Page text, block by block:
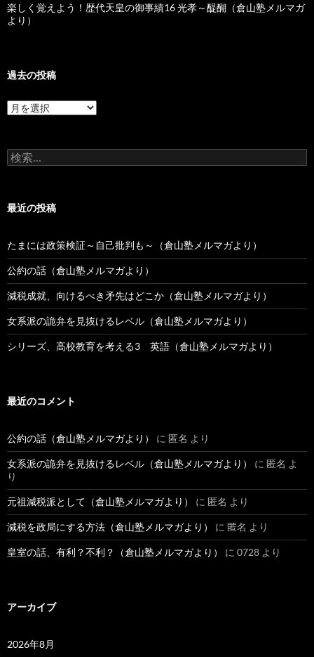
楽しく覚えよう！歴代天皇の御事績16 光孝～醍醐（倉山塾メルマガ
より）
過去の投稿
過
去
稿
検
索:
最近の投稿
たまには政策検証～自己批判も～（倉山塾メルマガより）
公約の話（倉山塾メルマガより）
減税成就、向けるべき矛先はどこか（倉山塾メルマガより）
女系派の詭弁を見抜けるレベル（倉山塾メルマガより）
シリーズ、高校教育を考える3 英語（倉山塾メルマガより）
最近のコメント
公約の話（倉山塾メルマガより） に 匿名 より
女系派の詭弁を見抜けるレベル（倉山塾メルマガより） に 匿名 よ
り
元祖減税派として（倉山塾メルマガより） に 匿名 より
減税を政局にする方法（倉山塾メルマガより） に 匿名 より
皇室の話、有利？不利？（倉山塾メルマガより） に 0728 より
アーカイブ
2026年8月